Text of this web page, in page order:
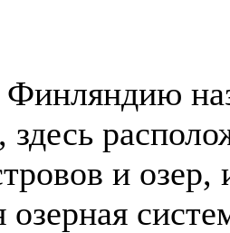
здесь
и озер,
озерная